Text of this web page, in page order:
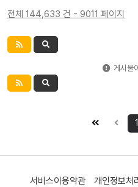
전체 144,633 건 - 9011 페이지
게시물
1
서비스이용약관 개인정보처